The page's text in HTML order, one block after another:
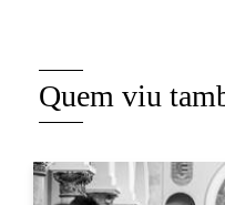
Quem viu